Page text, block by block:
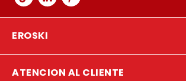
EROSKI
ATENCION AL CLIENTE